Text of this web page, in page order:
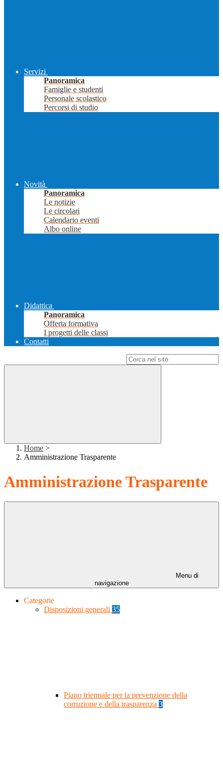
Servizi
Panoramica
Famiglie e studenti
Personale scolastico
Percorsi di studio
Novità
Panoramica
Le notizie
Le circolari
Calendario eventi
Albo online
Didattica
Panoramica
Offerta formativa
I progetti delle classi
Contatti
Home >
Amministrazione Trasparente
Amministrazione Trasparente
Menu di
navigazione
Categorie
Disposizioni generali 35
Piano triennale per la prevenzione della
corruzione e della trasparenza 3